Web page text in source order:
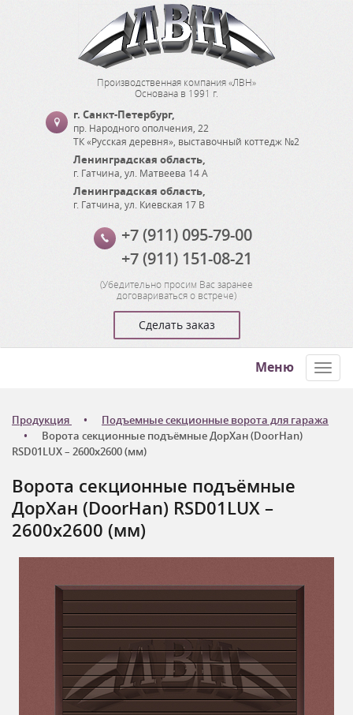
Производственная компания «ЛВН»
Основана в 1991 г.
г. Санкт-Петербург,
пр. Народного ополчения, 22
ТК «Русская деревня», выставочный коттедж №2
Ленинградская область,
г. Гатчина ул. Матвеева 14 А
Ленинградская область,
г. Гатчина ул. Киевская 17 В
+7 (911) 095-79-00
+7 (911) 151-08-21
(Убедительно просим Вас заранее
договариваться о встрече)
Сделать заказ
Меню
Продукция
Подъемные секционные ворота для гаража
Ворота секционные подъёмные ДорХан (DoorHan)
RSD01LUX – 2600x2600 (мм)
Ворота секционные подъёмные
ДорХан (DoorHan) RSD01LUX –
2600x2600 (мм)